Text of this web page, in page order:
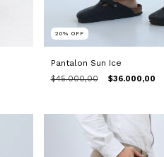
20% OFF
Pantalon Sun Ice
$45.000,00 $36.000,00